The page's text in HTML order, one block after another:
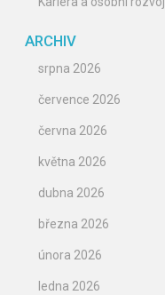
ARCHIV
srpna 2026
července 2026
června 2026
května 2026
dubna 2026
března 2026
února 2026
ledna 2026